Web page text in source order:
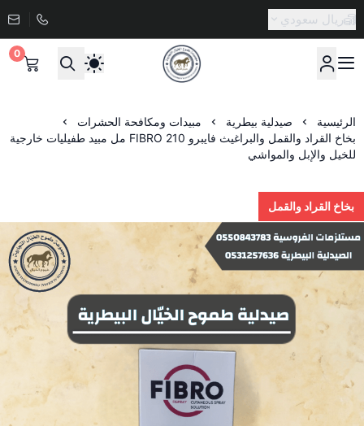
ريال سعودي
صيدلية طموح الخيال البيطرية
0
الرئيسية صيدلية بيطرية
مبيدات ومكافحة الحشرات
بخاخ القراد والقمل والبراغيث فايبرو FIBRO 210 مل مبيد طفيليات خارجية
للخيل والإبل والمواشي
بخاخ القراد والقمل